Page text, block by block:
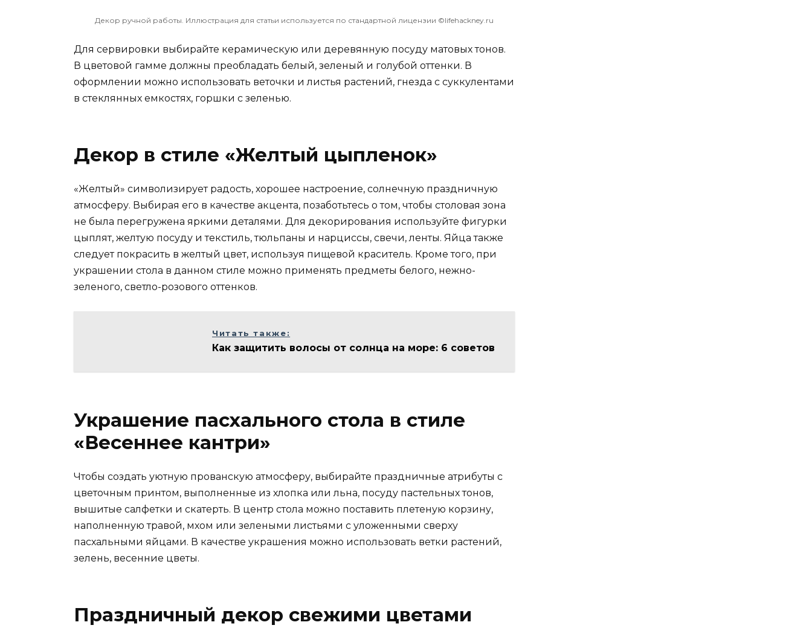
Декор ручной работы. Иллюстрация для статьи используется по стандартной лицензии ©lifehackney.ru
Для сервировки выбирайте керамическую или деревянную посуду матовых тонов.
В цветовой гамме должны преобладать белый, зеленый и голубой оттенки. В
оформлении можно использовать веточки и листья растений, гнезда с суккулентами
в стеклянных емкостях, горшки с зеленью.
Декор в стиле «Желтый цыпленок»
«Желтый» символизирует радость, хорошее настроение, солнечную праздничную
атмосферу. Выбирая его в качестве акцента, позаботьтесь о том, чтобы столовая зона
не была перегружена яркими деталями. Для декорирования используйте фигурки
цыплят, желтую посуду и текстиль, тюльпаны и нарциссы, свечи, ленты. Яйца также
следует покрасить в желтый цвет, используя пищевой краситель. Кроме того, при
украшении стола в данном стиле можно применять предметы белого, нежно-
зеленого, светло-розового оттенков.
Читать также:
Как защитить волосы от солнца на море: 6 советов
Украшение пасхального стола в стиле
«Весеннее кантри»
Чтобы создать уютную прованскую атмосферу, выбирайте праздничные атрибуты с
цветочным принтом, выполненные из хлопка или льна, посуду пастельных тонов,
вышитые салфетки и скатерть. В центр стола можно поставить плетеную корзину,
наполненную травой, мхом или зелеными листьями с уложенными сверху
пасхальными яйцами. В качестве украшения можно использовать ветки растений,
зелень, весенние цветы.
Праздничный декор свежими цветами